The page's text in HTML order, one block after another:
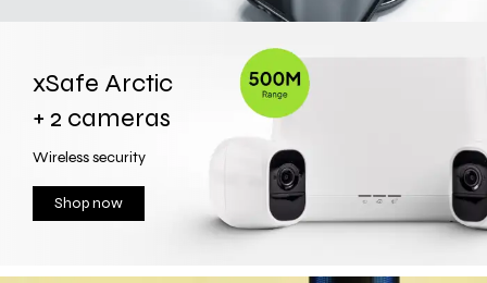
xSafe Arctic
+ 2 cameras
Wireless security
Shop now